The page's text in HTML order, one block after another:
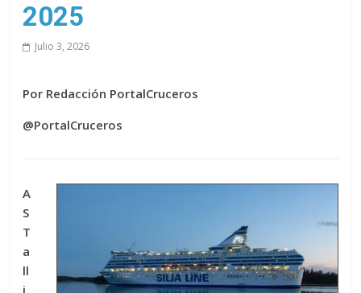
2025
Julio 3, 2026
Por Redacción PortalCruceros
@PortalCruceros
A
S
T
a
ll
i